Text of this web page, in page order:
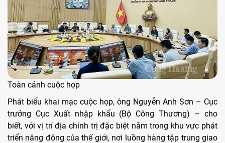
Toàn cảnh cuộc họp
Phát biểu khai mạc cuộc họp, ông Nguyễn Anh Sơn – Cục
trưởng Cục Xuất nhập khẩu (Bộ Công Thương) – cho
biết, với vị trí địa chính trị đặc biệt nằm trong khu vực phát
triển năng động của thế giới, nơi luồng hàng tập trung giao